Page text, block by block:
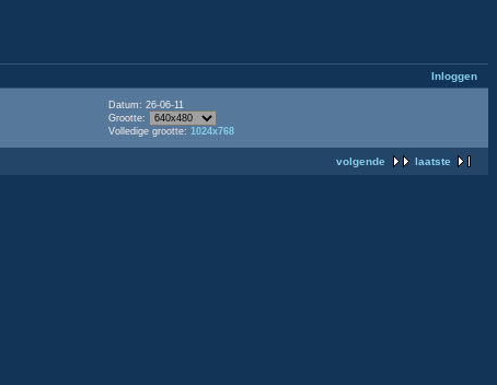
Inloggen
Datum: 26-06-11
Grootte:
Volledige grootte: 1024x768
volgende laatste